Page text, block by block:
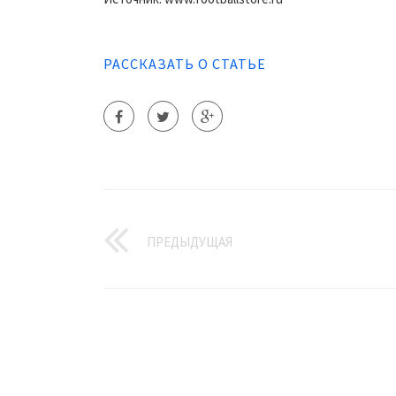
РАССКАЗАТЬ О СТАТЬЕ
ПРЕДЫДУЩАЯ